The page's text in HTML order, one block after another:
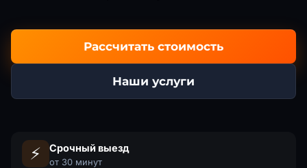
Рассчитать стоимость
Наши услуги
⚡ Срочный выезд
от 30 минут